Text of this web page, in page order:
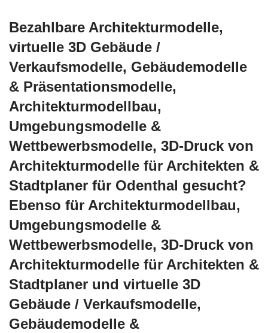
Bezahlbare Architekturmodelle,
virtuelle 3D Gebäude /
Verkaufsmodelle, Gebäudemodelle
& Präsentationsmodelle,
Architekturmodellbau,
Umgebungsmodelle &
Wettbewerbsmodelle, 3D-Druck von
Architekturmodelle für Architekten &
Stadtplaner für Odenthal gesucht?
Ebenso für Architekturmodellbau,
Umgebungsmodelle &
Wettbewerbsmodelle, 3D-Druck von
Architekturmodelle für Architekten &
Stadtplaner und virtuelle 3D
Gebäude / Verkaufsmodelle,
Gebäudemodelle &